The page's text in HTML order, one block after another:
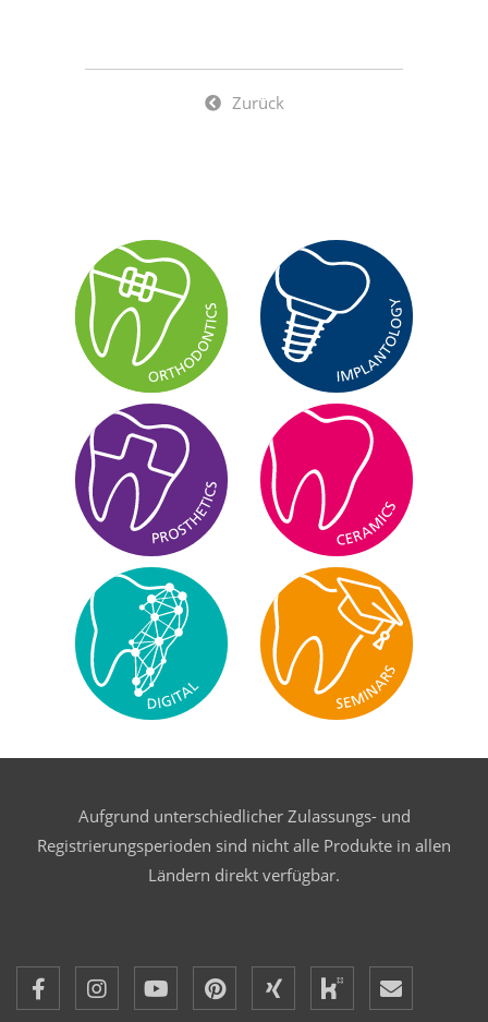
Zurück
Aufgrund unterschiedlicher Zulassungs- und
Registrierungsperioden sind nicht alle Produkte in allen
Ländern direkt verfügbar.